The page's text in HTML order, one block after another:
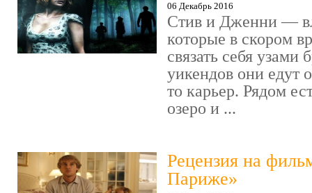
06 Декабрь 2016
Стив и Дженни —
которые в скором
связать себя узами
уикендов они едут
то карьер. Рядом
озеро и ...
Рецензия на
Париже»